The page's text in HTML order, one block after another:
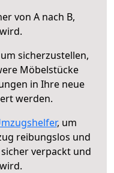
von A nach B,
sicherzustellen,
Möbelstücke
in Ihre neue
werden.
, um
reibungslos und
verpackt und